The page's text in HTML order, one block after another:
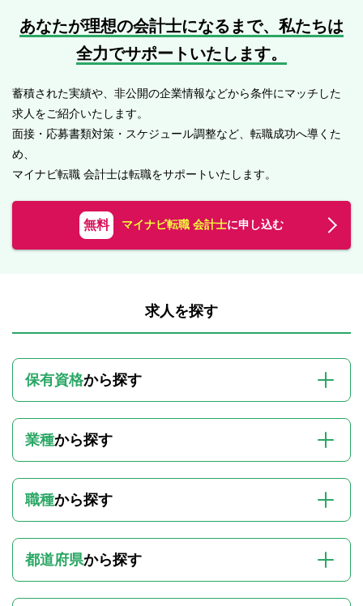
あなたが理想の会計士になるまで、 私たちは
全力でサポートいたします。
蓄積された実績や、非公開の企業情報などから条件にマッチした
求人をご紹介いたします。
面接・応募書類対策・スケジュール調整など、転職成功へ導くた
め、
マイナビ転職 会計士は転職をサポートいたします。
無料 マイナビ転職 会計士に申し込む
求人を探す
保有資格から探す
業種から探す
職種から探す
都道府県から探す